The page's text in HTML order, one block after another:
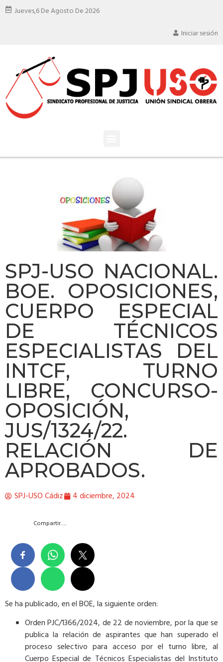
Jueves,6 De Agosto De 2026
Iniciar sesión
SPJ-USO NACIONAL.
BOE. OPOSICIONES,
CUERPO ESPECIAL
DE TÉCNICOS
ESPECIALISTAS DEL
INTCF, TURNO
LIBRE, CONCURSO-
OPOSICIÓN,
JUS/1324/22.
RELACIÓN DE
APROBADOS.
SPJ-USO Cádiz 4 diciembre, 2024
Compartir….
Se ha publicado, en el BOE, la siguiente orden:
Orden PJC/1366/2024, de 22 de noviembre, por la que se
publica la relación de aspirantes que han superado el
proceso selectivo para acceso por el turno libre, al
Cuerpo Especial de Técnicos Especialistas del Instituto